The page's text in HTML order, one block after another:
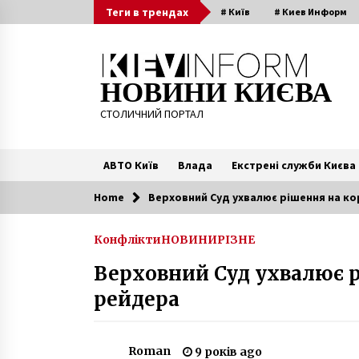
to
Теги в трендах # Київ # Киев Информ
НОВИНИ КИЄВА
СТОЛИЧНИЙ ПОРТАЛ
АВТО Київ Влада Екстрені служби Києва
Читають зараз
ідея для відпочинку
4 роки ago
Home Верховний Суд ухвалює рішення на
КонфліктиНОВИНИРІЗНЕ
Верховний Суд ухвалює
рейдера
Roman 9 років ago